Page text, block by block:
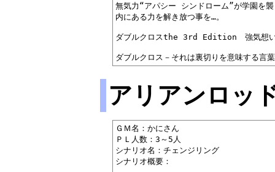
無気力“アパシー シンドローム”が学園を
内にある力を解き放つ事を…。
ダブルクロスthe 3rd Edition　強気想
アリアンロッ
ＧＭ名：かにさん
ＰＬ人数：3～5人
シナリオ名：チェンジリング
シナリオ概要：